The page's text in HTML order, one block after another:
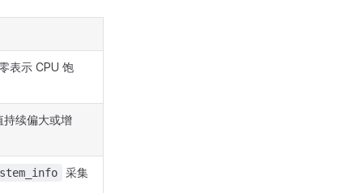
表示 CPU 饱
持续偏大或增
采集